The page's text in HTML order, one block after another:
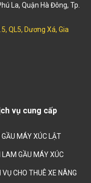
La, Quận Hà Đông, Tp.
QL5, Dương Xá, Gia
vụ cung cấp
GẦU MÁY XÚC LẬT
LAM GẦU MÁY XÚC
VỤ CHO THUÊ XE NÂNG